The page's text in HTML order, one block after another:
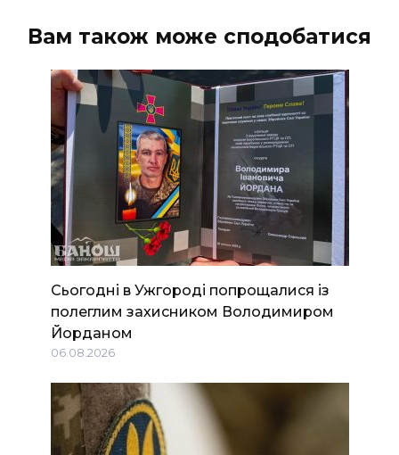
Вам також може сподобатися
Сьогодні в Ужгороді попрощалися із
полеглим захисником Володимиром
Йорданом
06.08.2026